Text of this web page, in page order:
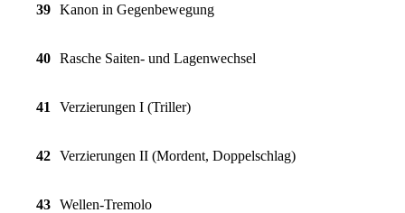
39 Kanon in Gegenbewegung
40 Rasche Saiten- und Lagenwechsel
41 Verzierungen I (Triller)
42 Verzierungen II (Mordent, Doppelschlag)
43 Wellen-Tremolo